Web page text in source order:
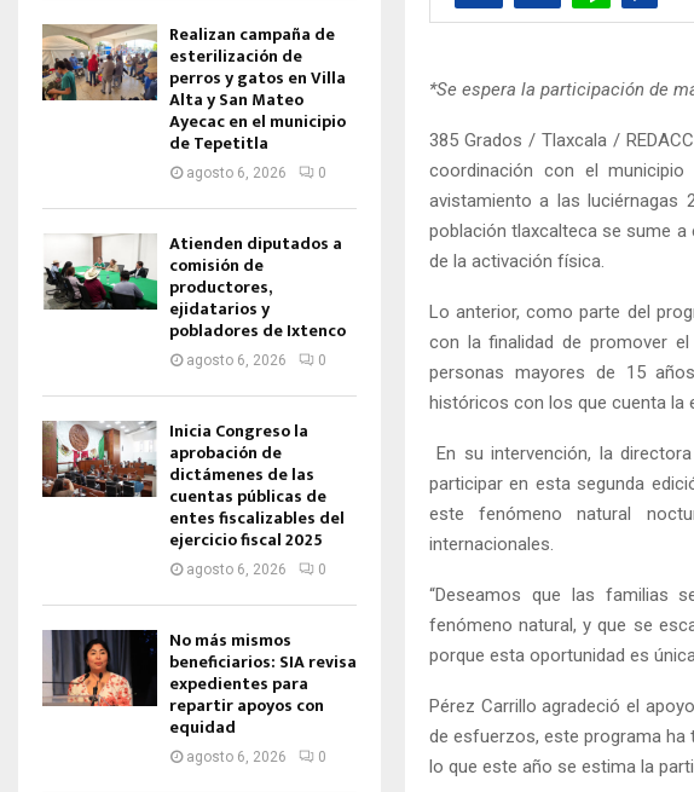
*Se espera la participación de
385 Grados / Tlaxcala /
coordinación con el
avistamiento a las luciérnagas
población tlaxcalteca se sume a
de la activación física.
Lo anterior, como parte del
con la finalidad de promover
personas mayores de 15
históricos con los que cuenta la
En su intervención, la
participar en esta segunda
este fenómeno natural
internacionales.
“Deseamos que las familias
fenómeno natural, y que se
porque esta oportunidad es
Pérez Carrillo agradeció el
de esfuerzos, este programa ha
lo que este año se estima la
Realizan campaña de
esterilización de
perros y gatos en Villa
Alta y San Mateo
Ayecac en el municipio
de Tepetitla
agosto 6, 2026 0
Atienden diputados a
comisión de
productores,
ejidatarios y
pobladores de Ixtenco
agosto 6, 2026 0
Inicia Congreso la
aprobación de
dictámenes de las
cuentas públicas de
entes fiscalizables del
ejercicio fiscal 2025
agosto 6, 2026 0
No más mismos
beneficiarios: SIA revisa
expedientes para
repartir apoyos con
equidad
agosto 6, 2026 0